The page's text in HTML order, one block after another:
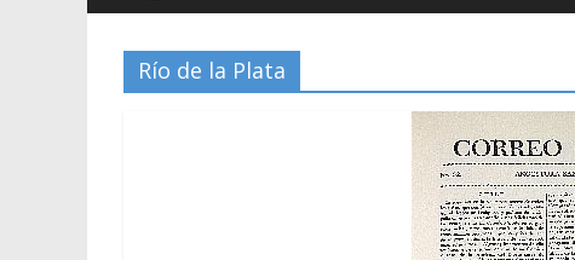
Río de la Plata